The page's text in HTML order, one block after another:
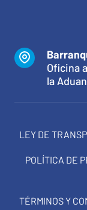
Oficina
la
LEY DE
POLÍTICA DE
TÉRMINOS Y